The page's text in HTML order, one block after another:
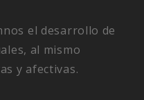
el desarrollo de
al mismo
y afectivas.